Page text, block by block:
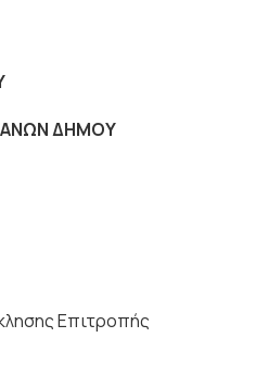
ΔΗΜΟΥ
Επιτροπής